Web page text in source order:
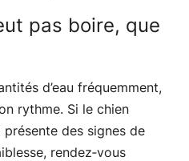
pas boire, que
d’eau fréquemment,
rythme. Si le chien
des signes de
rendez‑vous